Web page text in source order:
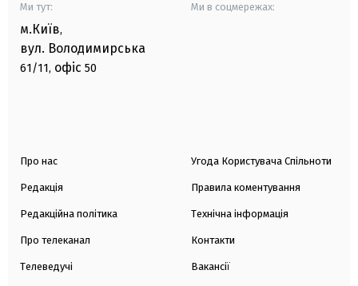
Ми тут:
м.Київ,
вул. Володимирська
61/11, офіс 50
Ми в соцмережах:
Про нас
Редакція
Редакційна політика
Про телеканал
Телеведучі
Угода Користувача Спільноти
Правила коментування
Технічна інформація
Контакти
Вакансії